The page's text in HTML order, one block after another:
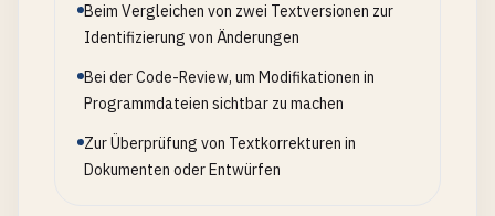
Beim Vergleichen von zwei Textversionen zur
Identifizierung von Änderungen
Bei der Code-Review, um Modifikationen in
Programmdateien sichtbar zu machen
Zur Überprüfung von Textkorrekturen in
Dokumenten oder Entwürfen